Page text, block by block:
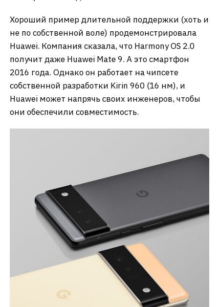
Хороший пример длительной поддержки (хоть и
не по собственной воле) продемонстрировала
Huawei. Компания сказала, что Harmony OS 2.0
получит даже Huawei Mate 9. А это смартфон
2016 года. Однако он работает на чипсете
собственной разработки Kirin 960 (16 нм), и
Huawei может напрячь своих инженеров, чтобы
они обеспечили совместимость.